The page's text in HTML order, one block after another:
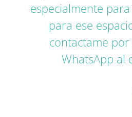
especialmente
para ese
contactame por
WhatsApp al